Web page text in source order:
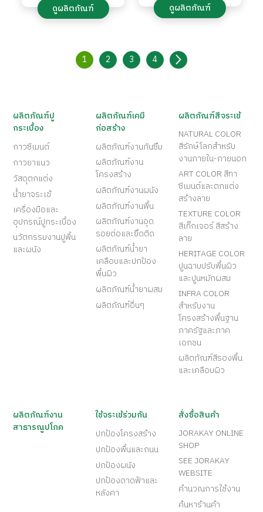
ดูผลิตภัณฑ์ ดูผลิตภัณฑ์
1 2 3 4
ผลิตภัณฑ์ปู
กระเบื้อง
กาวซีเมนต์
กาวยาแนว
วัสดุตกแต่ง
น้ำยาจระเข้
เครื่องมือและ
อุปกรณ์ปูกระเบื้อง
นวัตกรรมงานปูพื้น
และผนัง
ผลิตภัณฑ์เคมี
ก่อสร้าง
ผลิตภัณฑ์งานกันซึม
ผลิตภัณฑ์งาน
โครงสร้าง
ผลิตภัณฑ์งานผนัง
ผลิตภัณฑ์งานพื้น
ผลิตภัณฑ์งานอุด
รอยต่อและยึดติด
ผลิตภัณฑ์น้ำยา
เคลือบและปกป้อง
พื้นผิว
ผลิตภัณฑ์น้ำยาผสม
ผลิตภัณฑ์อื่นๆ
ผลิตภัณฑ์สีจระเข้
NATURAL COLOR
สีรักษ์โลกสำหรับ
งานภายใน-ภายนอก
ART COLOR สีทา
ซีเมนต์และตกแต่ง
สร้างลาย
TEXTURE COLOR
สีเท็กเจอร์ สีสร้าง
ลาย
HERITAGE COLOR
ปูนฉาบปรับพื้นผิว
และปูนหมักผสม
INFRA COLOR
สำหรับงาน
โครงสร้างพื้นฐาน
ภาครัฐและภาค
เอกชน
ผลิตภัณฑ์สีรองพื้น
และเคลือบผิว
ผลิตภัณฑ์งาน
สาธารณูปโภค
ใช้จระเข้ร่วมกัน
ปกป้องโครงสร้าง
ปกป้องพื้นและถนน
ปกป้องผนัง
ปกป้องดาดฟ้าและ
หลังคา
สั่งซื้อสินค้า
JORAKAY ONLINE
SHOP
SEE JORAKAY
WEBSITE
คำนวณการใช้งาน
ค้นหาร้านค้า